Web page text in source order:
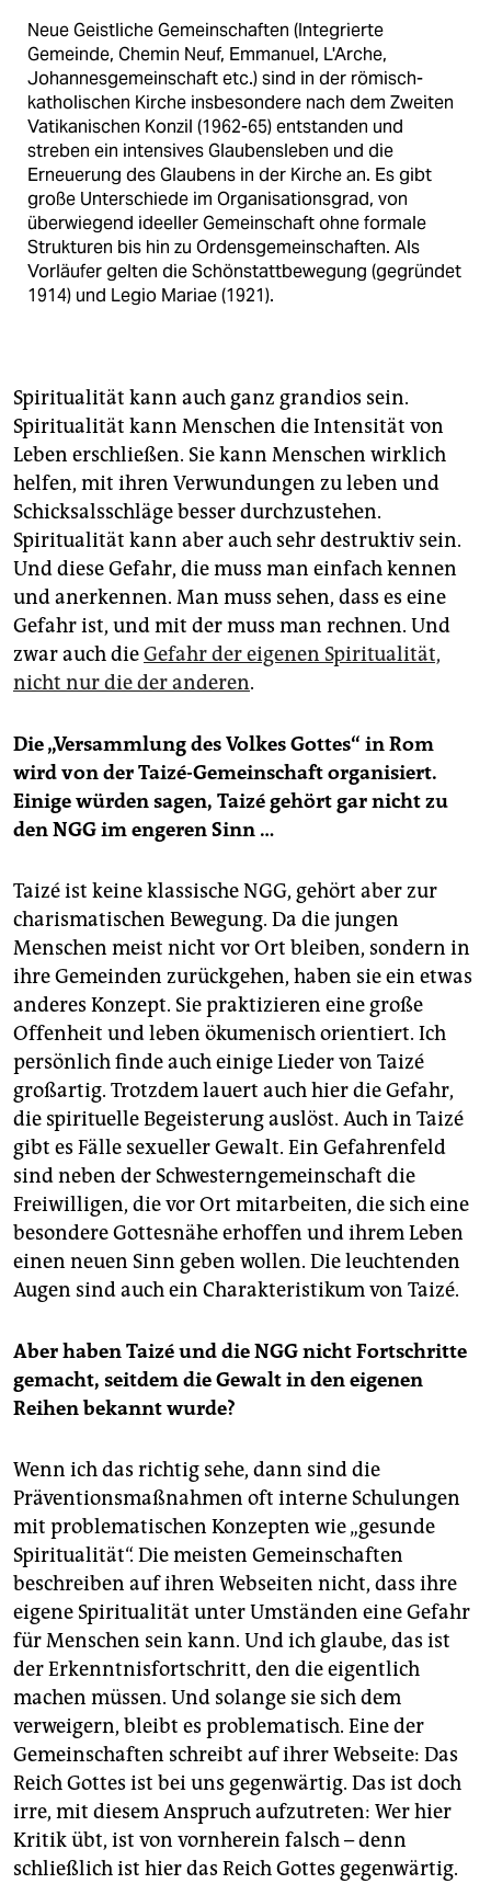
Neue Geistliche Gemeinschaften (Integrierte
Gemeinde, Chemin Neuf, Emmanuel, L'Arche,
Johannesgemeinschaft etc.) sind in der römisch-
katholischen Kirche insbesondere nach dem Zweiten
Vatikanischen Konzil (1962-65) entstanden und
streben ein intensives Glaubensleben und die
Erneuerung des Glaubens in der Kirche an. Es gibt
große Unterschiede im Organisationsgrad, von
überwiegend ideeller Gemeinschaft ohne formale
Strukturen bis hin zu Ordensgemeinschaften. Als
Vorläufer gelten die Schönstattbewegung (gegründet
1914) und Legio Mariae (1921).
Spiritualität kann auch ganz grandios sein.
Spiritualität kann Menschen die Intensität von
Leben erschließen. Sie kann Menschen wirklich
helfen, mit ihren Verwundungen zu leben und
Schicksalsschläge besser durchzustehen.
Spiritualität kann aber auch sehr destruktiv sein.
Und diese Gefahr, die muss man einfach kennen
und anerkennen. Man muss sehen, dass es eine
Gefahr ist, und mit der muss man rechnen. Und
zwar auch dieGefahr der eigenen Spiritualität,
nicht nur die der anderen.
Die „Versammlung des Volkes Gottes“ in Rom
wird von der Taizé-Gemeinschaft organisiert.
Einige würden sagen, Taizé gehört gar nicht zu
den NGG im engeren Sinn …
Taizé ist keine klassische NGG, gehört aber zur
charismatischen Bewegung. Da die jungen
Menschen meist nicht vor Ort bleiben, sondern in
ihre Gemeinden zurückgehen, haben sie ein etwas
anderes Konzept. Sie praktizieren eine große
Offenheit und leben ökumenisch orientiert. Ich
persönlich finde auch einige Lieder von Taizé
großartig. Trotzdem lauert auch hier die Gefahr,
die spirituelle Begeisterung auslöst. Auch in Taizé
gibt es Fälle sexueller Gewalt. Ein Gefahrenfeld
sind neben der Schwesterngemeinschaft die
Freiwilligen, die vor Ort mitarbeiten, die sich eine
besondere Gottesnähe erhoffen und ihrem Leben
einen neuen Sinn geben wollen. Die leuchtenden
Augen sind auch ein Charakteristikum von Taizé.
Aber haben Taizé und die NGG nicht Fortschritte
gemacht, seitdem die Gewalt in den eigenen
Reihen bekannt wurde?
Wenn ich das richtig sehe, dann sind die
Präventionsmaßnahmen oft interne Schulungen
mit problematischen Konzepten wie „gesunde
Spiritualität“. Die meisten Gemeinschaften
beschreiben auf ihren Webseiten nicht, dass ihre
eigene Spiritualität unter Umständen eine Gefahr
für Menschen sein kann. Und ich glaube, das ist
der Erkenntnisfortschritt, den die eigentlich
machen müssen. Und solange sie sich dem
verweigern, bleibt es problematisch. Eine der
Gemeinschaften schreibt auf ihrer Webseite: Das
Reich Gottes ist bei uns gegenwärtig. Das ist doch
irre, mit diesem Anspruch aufzutreten: Wer hier
Kritik übt, ist von vornherein falsch – denn
schließlich ist hier das Reich Gottes gegenwärtig.